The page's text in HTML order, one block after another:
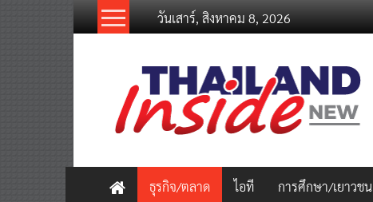
วันเสาร์, สิงหาคม 8, 2026
thailandinsidenew.com
Thailand
Inside
New
ธุรกิจ/ตลาด ไอที การศึกษา/เยาวชน